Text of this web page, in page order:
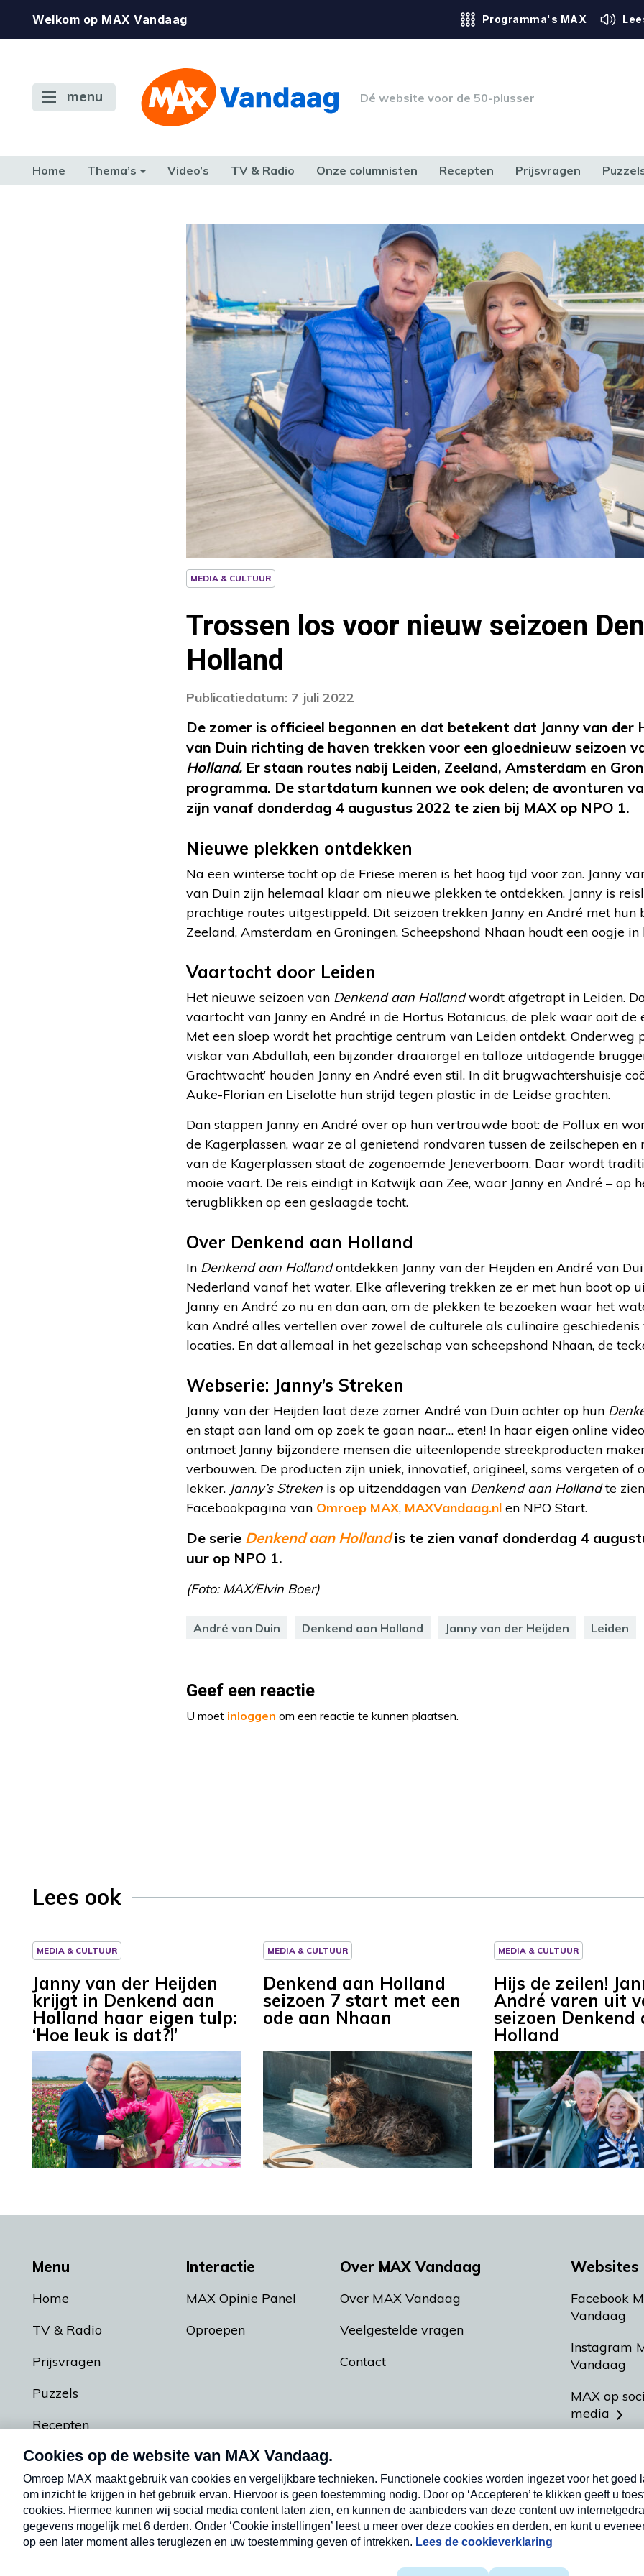
Welkom op MAX Vandaag Programma's MAX
menu Dé website voor de 50-plusser
Home Thema’s Video’s TV & Radio Onze columnisten Recepten Prijsvragen
MEDIA & CULTUUR
Trossen los voor nieuw seizoen
Holland
Publicatiedatum: 7 juli 2022
De zomer is officieel begonnen en dat betekent dat Janny van der
van Duin richting de haven trekken voor een gloednieuw seizoen
Holland. Er staan routes nabij Leiden, Zeeland, Amsterdam en
programma. De startdatum kunnen we ook delen; de avonturen
zijn vanaf donderdag 4 augustus 2022 te zien bij MAX op NPO 1.
Nieuwe plekken ontdekken
Na een winterse tocht op de Friese meren is het hoog tijd voor zon. Janny
van Duin zijn helemaal klaar om nieuwe plekken te ontdekken. Janny is
prachtige routes uitgestippeld. Dit seizoen trekken Janny en André met hun
Zeeland, Amsterdam en Groningen. Scheepshond Nhaan houdt een oogje in
Vaartocht door Leiden
Het nieuwe seizoen van Denkend aan Hollandwordt afgetrapt in Leiden.
vaartocht van Janny en André in de Hortus Botanicus, de plek waar ooit de
Met een sloep wordt het prachtige centrum van Leiden ontdekt. Onderweg
viskar van Abdullah, een bijzonder draaiorgel en talloze uitdagende
Grachtwacht’ houden Janny en André even stil. In dit brugwachtershuisje
Auke-Florian en Liselotte hun strijd tegen plastic in de Leidse grachten.
Dan stappen Janny en André over op hun vertrouwde boot: de Pollux en
de Kagerplassen, waar ze al genietend rondvaren tussen de zeilschepen en
van de Kagerplassen staat de zogenoemde Jeneverboom. Daar wordt
mooie vaart. De reis eindigt in Katwijk aan Zee, waar Janny en André – op
terugblikken op een geslaagde tocht.
Over Denkend aan Holland
In Denkend aan Hollandontdekken Janny van der Heijden en André van
Nederland vanaf het water. Elke aflevering trekken ze er met hun boot op
Janny en André zo nu en dan aan, om de plekken te bezoeken waar het
kan André alles vertellen over zowel de culturele als culinaire
locaties. En dat allemaal in het gezelschap van scheepshond Nhaan, de
Webserie: Janny’s Streken
Janny van der Heijden laat deze zomer André van Duin achter op hun
en stapt aan land om op zoek te gaan naar… eten! In haar eigen online
ontmoet Janny bijzondere mensen die uiteenlopende streekproducten
verbouwen. De producten zijn uniek, innovatief, origineel, soms vergeten of
lekker. Janny’s Streken is op uitzenddagen van Denkend aan Hollandte
Facebookpagina van Omroep MAX, MAXVandaag.nl en NPO Start.
De serie Denkend aan Holland is te zien vanaf donderdag 4
uur op NPO 1.
(Foto: MAX/Elvin Boer)
André van Duin Denkend aan Holland Janny van der Heijden Leiden
Geef een reactie
U moet inloggen om een reactie te kunnen plaatsen.
Lees ook
MEDIA & CULTUUR
Janny van der Heijden
krijgt in Denkend aan
Holland haar eigen tulp:
‘Hoe leuk is dat?!’
MEDIA & CULTUUR
Denkend aan Holland
seizoen 7 start met een
ode aan Nhaan
MEDIA & CULTUUR
Hijs de zeilen!
André varen uit
seizoen Denkend
Holland
Menu
Home
TV & Radio
Prijsvragen
Puzzels
Recepten
Podcasts
Interactie
MAX Opinie Panel
Oproepen
Over MAX Vandaag
Over MAX Vandaag
Veelgestelde vragen
Contact
Websites
Facebook
Vandaag
Instagram
Vandaag
MAX op
media
Meldpunt
Heel